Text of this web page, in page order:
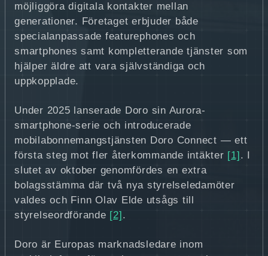
möjliggöra digitala kontakter mellan
generationer. Företaget erbjuder både
specialanpassade featurephones och
smartphones samt kompletterande tjänster som
hjälper äldre att vara självständiga och
uppkopplade.
Under 2025 lanserade Doro sin Aurora-
smartphone‑serie och introducerade
mobilabonnemangstjänsten Doro Connect — ett
första steg mot fler återkommande intäkter [1] . I
slutet av oktober genomfördes en extra
bolagsstämma där två nya styrelseledamöter
valdes och Finn Olav Elde utsågs till
styrelseordförande [2] .
Doro är Europas marknadsledare inom